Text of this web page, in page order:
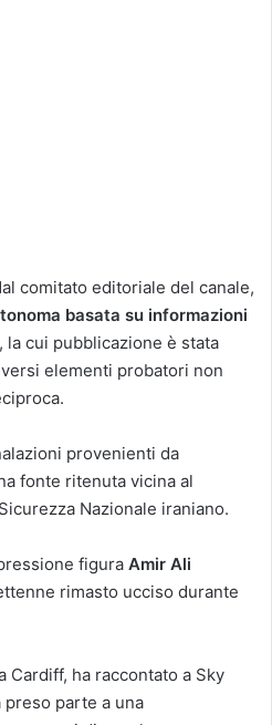
comitato editoriale del canale,
basata su informazioni
, la cui pubblicazione è stata
elementi probatori non
provenienti da
fonte ritenuta vicina al
Nazionale iraniano.
figura Amir Ali
rimasto ucciso durante
Cardiff, ha raccontato a Sky
preso parte a una